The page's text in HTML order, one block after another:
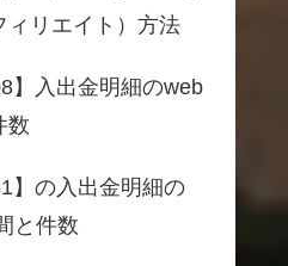
ィリエイト）方法
】入出金明細のweb
数
】の入出金明細の
と件数